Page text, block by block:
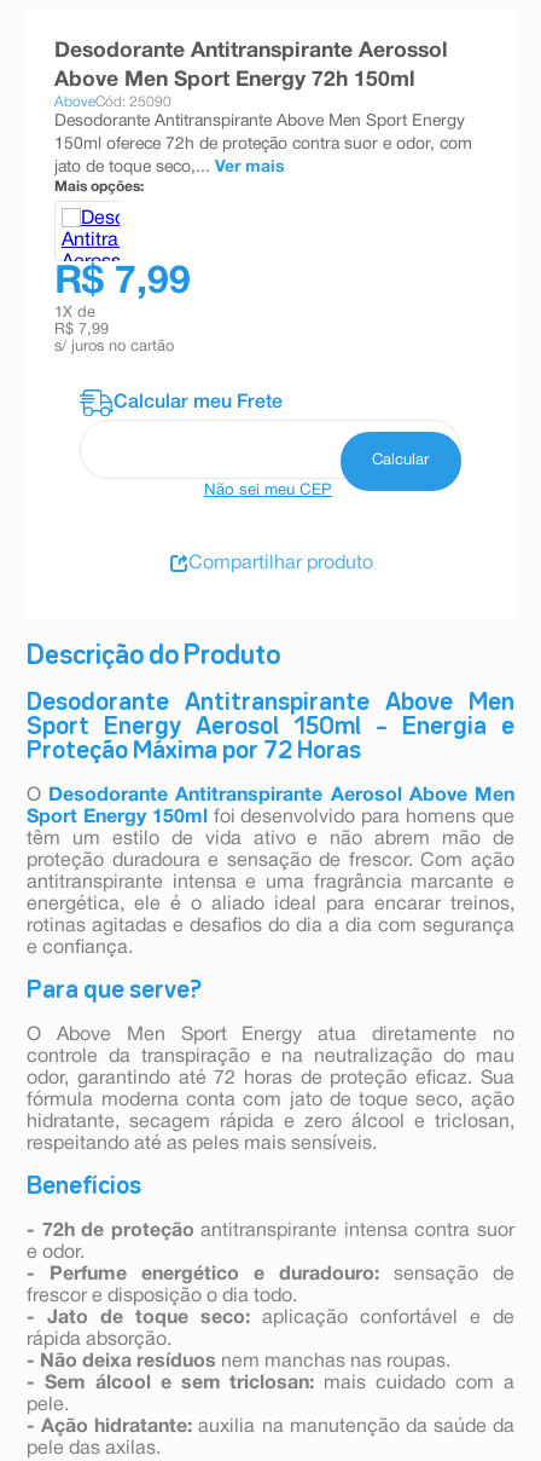
Descrição do Produto
Desodorante Antitranspirante Above Men
Sport Energy Aerosol 150ml – Energia e
Proteção Máxima por 72 Horas
O
Desodorante Antitranspirante Aerosol Above Men
Sport Energy 150ml
foi desenvolvido para homens que
têm um estilo de vida ativo e não abrem mão de
proteção duradoura e sensação de frescor. Com ação
antitranspirante intensa e uma fragrância marcante e
energética, ele é o aliado ideal para encarar treinos,
rotinas agitadas e desafios do dia a dia com segurança
e confiança.
Para que serve?
O Above Men Sport Energy atua diretamente no
controle da transpiração e na neutralização do mau
odor, garantindo até 72 horas de proteção eficaz. Sua
fórmula moderna conta com jato de toque seco, ação
hidratante, secagem rápida e zero álcool e triclosan,
respeitando até as peles mais sensíveis.
Benefícios
- 72h de proteção antitranspirante intensa contra suor
e odor.
- Perfume energético e duradouro:sensação de
frescor e disposição o dia todo.
- Jato de toque seco: aplicação confortável e de
rápida absorção.
- Não deixa resíduos nem manchas nas roupas.
- Sem álcool e sem triclosan: mais cuidado com a
pele.
- Ação hidratante: auxilia na manutenção da saúde da
pele das axilas.
Desodorante Antitranspirante Aerossol
Above Men Sport Energy 72h 150ml
AboveCód: 25090
Desodorante Antitranspirante Above Men Sport Energy
150ml oferece 72h de proteção contra suor e odor, com
jato de toque seco,... Ver mais
Mais opções:
R$ 7,99
1 X de
R$ 7,99
s/ juros no cartão
Não sei meu CEP
Compartilhar produto
esmalte
10ºabsorvente